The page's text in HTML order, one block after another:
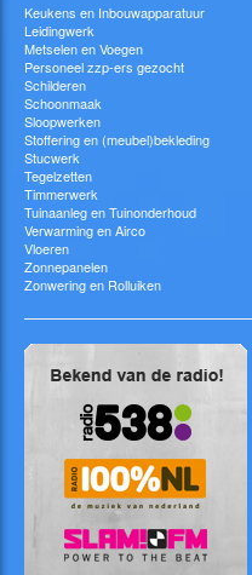
Keukens en Inbouwapparatuur
Leidingwerk
Metselen en Voegen
Personeel zzp-ers gezocht
Schilderen
Schoonmaak
Sloopwerken
Stoffering en (meubel)bekleding
Stucwerk
Tegelzetten
Timmerwerk
Tuinaanleg en Tuinonderhoud
Verwarming en Airco
Vloeren
Zonnepanelen
Zonwering en Rolluiken